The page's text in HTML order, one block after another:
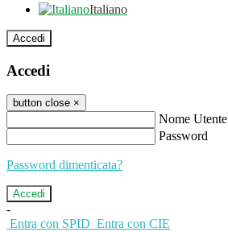
Italiano
Accedi
Accedi
button close ×
Nome Utente
Password
Password dimenticata?
-
Entra con SPID Entra con CIE